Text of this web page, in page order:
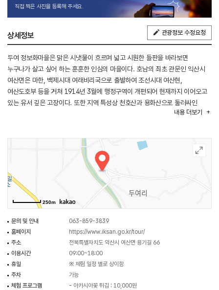
직접 찍은 사진을 등록해 주세요.
상세정보 관광정보 수정요청
두여 정보화마을은 맑은 시냇물이 흐르며 넓고 시원한 들판을 바라보면
누구나가 살고 싶어 하는 훈훈한 인심의 마을이다. 호남의 최초 관문인 익산시
여산면은 마한, 백제시대 여래비리국으로 출발하여 조선시대 여산현,
여산도호부 등을 거쳐 1914년 3월에 행정구역이 개편되어 현재까지 이어오고
있는 유서 깊은 고장이다. 또한 지역 특성상 천호산과 용화산으로 둘러싸인
분지지역으로 예로부터 신비한 효능을 지닌 황토흙의 넓은 평야지대에서 참외,
이병기선생생가, 여산향교 대성전, 남원사 미륵전, 문수사 대웅전, 백지사터,
현재는 관광객들에게 개방되어 있지 않은 호남 유일의 자연동굴인 천호동굴
(천연기념물 177호), 대원군척화비, 천주교성지 등 많은 문화재를 보유하고
내용 더보기
250m
문의 및 안내
063-859-3839
홈페이지
https://www.iksan.go.kr/tour/
주소
전북특별자치도 익산시 여산면 용기길 66
이용시간
09:00~18:00
휴일
※ 체험 일정 별로 상이함
주차
가능
체험 프로그램
- 아카시아꽃 튀김 : 10,000원